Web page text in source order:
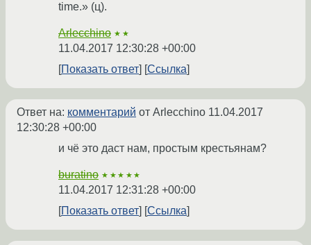
time.» (ц).
Arlecchino ★★
11.04.2017 12:30:28 +00:00
Показать ответ
Ссылка
Ответ на: комментарий от Arlecchino 11.04.2017
12:30:28 +00:00
и чё это даст нам, простым крестьянам?
buratino ★★★★★
11.04.2017 12:31:28 +00:00
Показать ответ
Ссылка